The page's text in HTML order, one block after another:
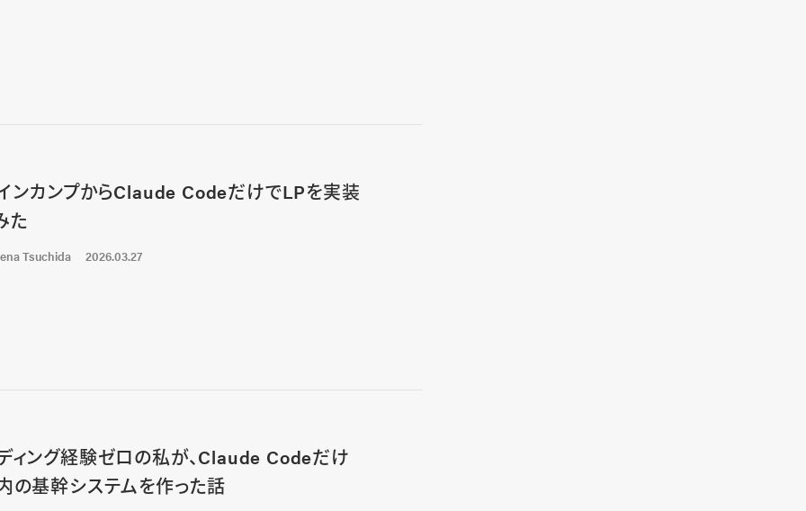
ンカンプからClaude CodeだけでLPを実装
た
Tsuchida 2026.03.27
ィング経験ゼロの私が、Claude Codeだけ
の基幹システムを作った話